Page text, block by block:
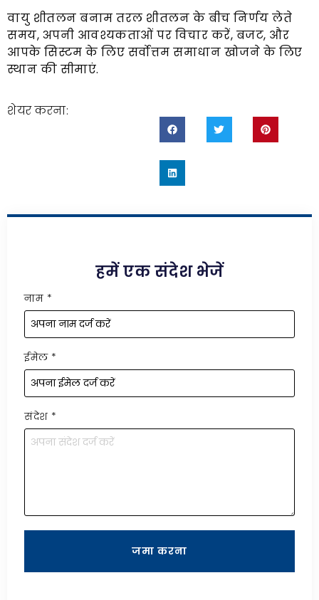
वायु शीतलन बनाम तरल शीतलन के बीच निर्णय लेते
समय, अपनी आवश्यकताओं पर विचार करें, बजट, और
आपके सिस्टम के लिए सर्वोत्तम समाधान खोजने के लिए
स्थान की सीमाएं.
शेयर करना:
हमें एक संदेश भेजें
नाम *
ईमेल *
संदेश *
जमा करना